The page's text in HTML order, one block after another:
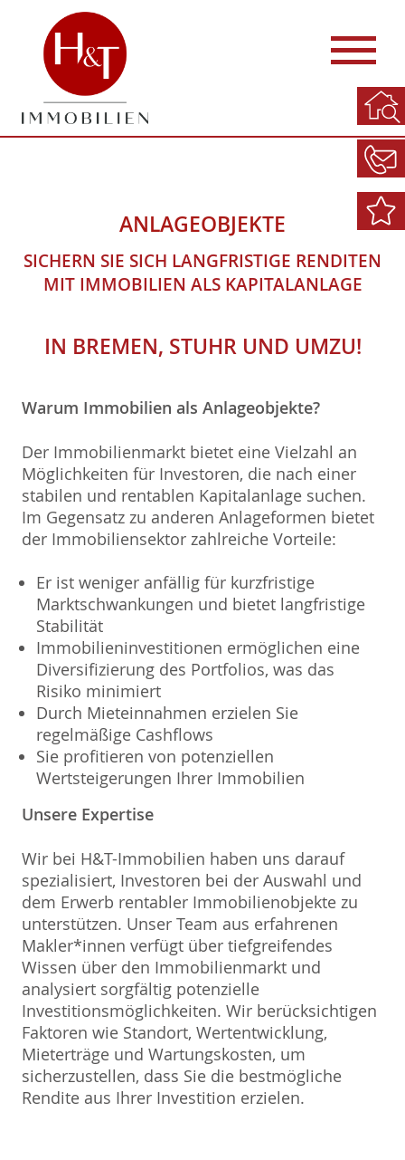
ANLAGEOBJEKTE
SICHERN SIE SICH LANGFRISTIGE RENDITEN
MIT IMMOBILIEN ALS KAPITALANLAGE
IN BREMEN, STUHR UND UMZU!
Warum Immobilien als Anlageobjekte?
Der Immobilienmarkt bietet eine Vielzahl an
Möglichkeiten für Investoren, die nach einer
stabilen und rentablen Kapitalanlage suchen.
Im Gegensatz zu anderen Anlageformen bietet
der Immobiliensektor zahlreiche Vorteile:
Er ist weniger anfällig für kurzfristige
Marktschwankungen und bietet langfristige
Stabilität
Immobilieninvestitionen ermöglichen eine
Diversifizierung des Portfolios, was das
Risiko minimiert
Durch Mieteinnahmen erzielen Sie
regelmäßige Cashflows
Sie profitieren von potenziellen
Wertsteigerungen Ihrer Immobilien
Unsere Expertise
Wir bei H&T-Immobilien haben uns darauf
spezialisiert, Investoren bei der Auswahl und
dem Erwerb rentabler Immobilienobjekte zu
unterstützen. Unser Team aus erfahrenen
Makler*innen verfügt über tiefgreifendes
Wissen über den Immobilienmarkt und
analysiert sorgfältig potenzielle
Investitionsmöglichkeiten. Wir berücksichtigen
Faktoren wie Standort, Wertentwicklung,
Mieterträge und Wartungskosten, um
sicherzustellen, dass Sie die bestmögliche
Rendite aus Ihrer Investition erzielen.